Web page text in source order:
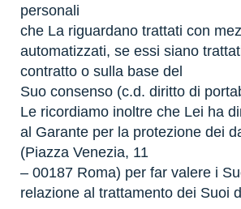
personali
che La riguardano trattati con
automatizzati, se essi siano
contratto o sulla base del
Suo consenso (c.d. diritto di
Le ricordiamo inoltre che Lei ha
al Garante per la protezione dei
(Piazza Venezia, 11
– 00187 Roma) per far valere i
relazione al trattamento dei Suoi